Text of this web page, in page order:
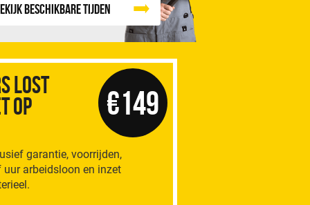
beschikbare tijden
Lost
op
garantie, voorrijden,
uur arbeidsloon en inzet
€149